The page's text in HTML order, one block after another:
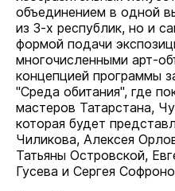
объединением в одной
из 3-х республик, но и
формой подачи
многочисленными арт-
концепцией программы
"Среда обитания", где
мастеров Татарстана,
которая будет
Чиликова, Алексея
Татьяны Островской,
Гусева и Сергея